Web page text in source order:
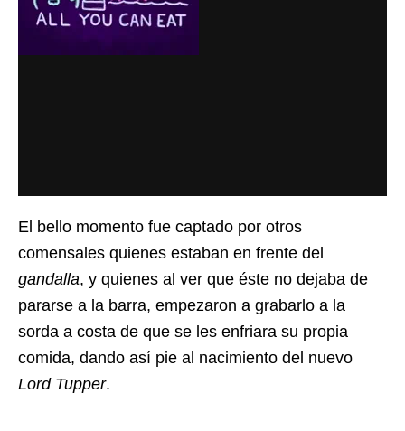
El bello momento fue captado por otros
comensales quienes estaban en frente del
gandalla, y quienes al ver que éste no dejaba de
pararse a la barra, empezaron a grabarlo a la
sorda a costa de que se les enfriara su propia
comida, dando así pie al nacimiento del nuevo
Lord Tupper.